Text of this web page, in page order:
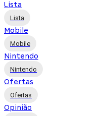
Lista
Lista
Mobile
Mobile
Nintendo
Nintendo
Ofertas
Ofertas
Opinião